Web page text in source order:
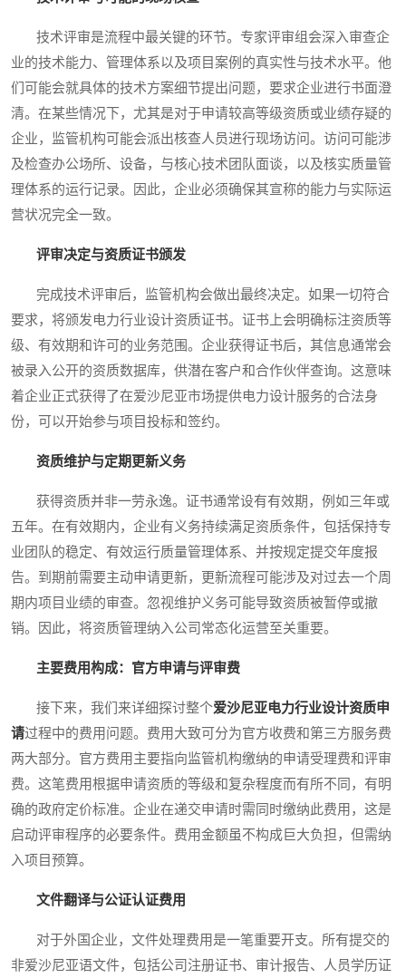
技术评审是流程中最关键的环节。专家评审组会深入审查企
业的技术能力、管理体系以及项目案例的真实性与技术水平。他
们可能会就具体的技术方案细节提出问题，要求企业进行书面澄
清。在某些情况下，尤其是对于申请较高等级资质或业绩存疑的
企业，监管机构可能会派出核查人员进行现场访问。访问可能涉
及检查办公场所、设备，与核心技术团队面谈，以及核实质量管
理体系的运行记录。因此，企业必须确保其宣称的能力与实际运
营状况完全一致。
评审决定与资质证书颁发
完成技术评审后，监管机构会做出最终决定。如果一切符合
要求，将颁发电力行业设计资质证书。证书上会明确标注资质等
级、有效期和许可的业务范围。企业获得证书后，其信息通常会
被录入公开的资质数据库，供潜在客户和合作伙伴查询。这意味
着企业正式获得了在爱沙尼亚市场提供电力设计服务的合法身
份，可以开始参与项目投标和签约。
资质维护与定期更新义务
获得资质并非一劳永逸。证书通常设有有效期，例如三年或
五年。在有效期内，企业有义务持续满足资质条件，包括保持专
业团队的稳定、有效运行质量管理体系、并按规定提交年度报
告。到期前需要主动申请更新，更新流程可能涉及对过去一个周
期内项目业绩的审查。忽视维护义务可能导致资质被暂停或撤
销。因此，将资质管理纳入公司常态化运营至关重要。
主要费用构成：官方申请与评审费
接下来，我们来详细探讨整个爱沙尼亚电力行业设计资质申
请过程中的费用问题。费用大致可分为官方收费和第三方服务费
两大部分。官方费用主要指向监管机构缴纳的申请受理费和评审
费。这笔费用根据申请资质的等级和复杂程度而有所不同，有明
确的政府定价标准。企业在递交申请时需同时缴纳此费用，这是
启动评审程序的必要条件。费用金额虽不构成巨大负担，但需纳
入项目预算。
文件翻译与公证认证费用
对于外国企业，文件处理费用是一笔重要开支。所有提交的
非爱沙尼亚语文件，包括公司注册证书、审计报告、人员学历证